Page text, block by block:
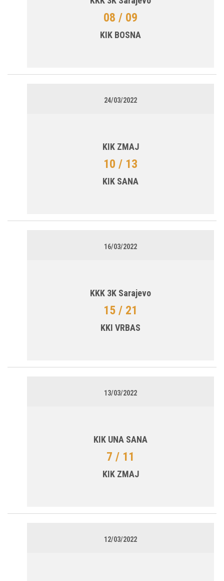
08 / 09
KIK BOSNA
24/03/2022
KIK ZMAJ
10 / 13
KIK SANA
16/03/2022
KKK 3K Sarajevo
15 / 21
KKI VRBAS
13/03/2022
KIK UNA SANA
7 / 11
KIK ZMAJ
12/03/2022